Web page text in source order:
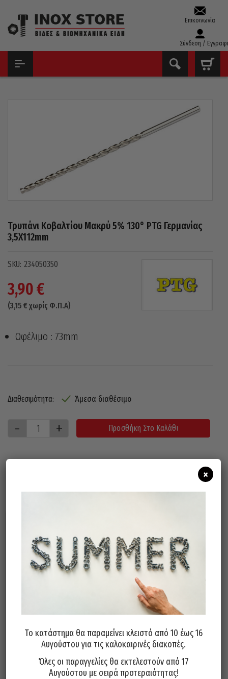
Επικοινωνία
Σύνδεση /
ΤΡΥΠΆΝΙ ΚΟΒΑΛΤΊΟΥ ΜΑΚΡΎ 5% 130° PTG ΓΕΡΜΑΝΊΑΣ 3,5X112MM
Τρυπάνι Κοβαλτίου Μακρύ 5% 130° PTG Γερμανίας
3,5X112mm
234050350
3,90€
(3,15 € χωρίς Φ.Π.Α)
Ωφέλιμο : 73mm
Διαθεσιμότητα: Άμεσα διαθέσιμο
Προσθήκη Στο Καλάθι
130° PTG Γερμανίας 5x132mm
5,60€
Προσθήκη στο καλάθι
130° PTG Γερμανίας 9,5x175mm
17,50€
Προσθήκη στο καλάθι
Το κατάστημα θα παραμείνει κλειστό από 10 έως 16
Αυγούστου για τις καλοκαιρινές διακοπές.
Όλες οι παραγγελίες θα εκτελεστούν από 17
Αυγούστου με σειρά προτεραιότητας!
×